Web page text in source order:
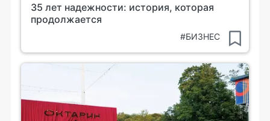
35 лет надежности: история, которая
продолжается
#БИЗНЕС